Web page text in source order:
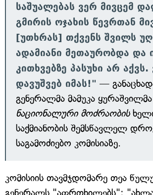
საშუალებას ვერ მივცემ
გმირის ოჯახის წევრთან
[უთხრას] თქვენს შვილს
ადამიანი მეთაურობდა და
კითხვებზე პასუხი არ აქვს.
დავუშვებ იმას!" —
გენერალმა მამუკა ყურაშვილმა
ნაციონალური მოძრაობის
საქმიანობის შემსწავლელ
საგამოძიებო კომისიაზე.
კომისიის თავმჯდომარე თეა
გენერალს "აფრთხილებს":